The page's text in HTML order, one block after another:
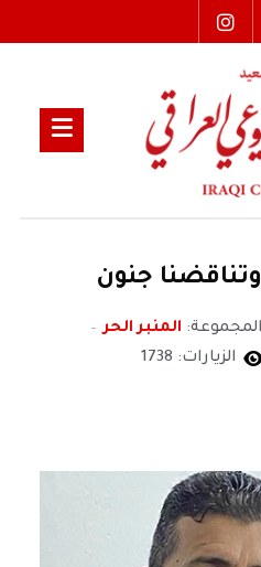
جنون
المجموعة: المنبر الحر
الزيارات: 1738